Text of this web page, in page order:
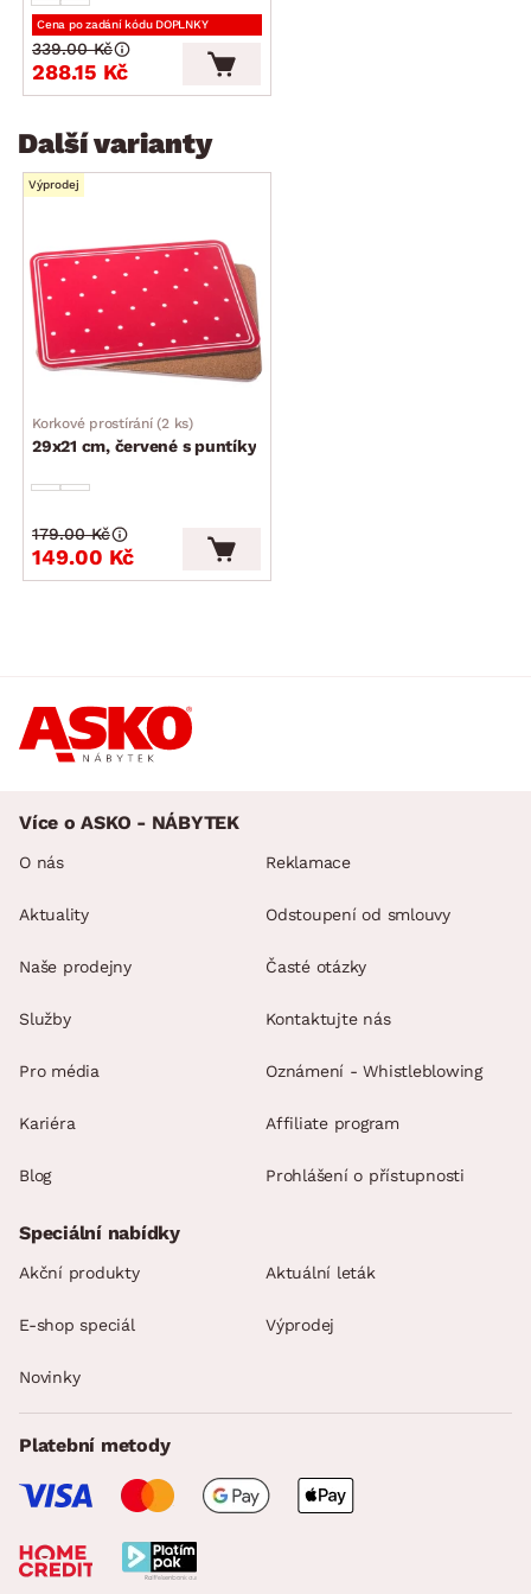
Cena po zadání kódu DOPLNKY
288.15 Kč
339.00 Kč
Další varianty
Výprodej
Korkové prostírání (2 ks)
29x21 cm, červené s puntíky
149.00 Kč
179.00 Kč
Více o ASKO - NÁBYTEK
O nás
Aktuality
Naše prodejny
Služby
Pro média
Kariéra
Blog
Reklamace
Odstoupení od smlouvy
Časté otázky
Kontaktujte nás
Oznámení - Whistleblowing
Affiliate program
Prohlášení o přístupnosti
Speciální nabídky
Akční produkty Aktuální leták
E-shop speciál Výprodej
Novinky
Platební metody